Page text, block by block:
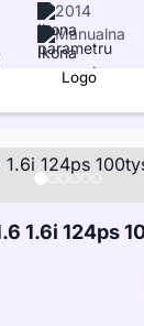
2014
Manualna